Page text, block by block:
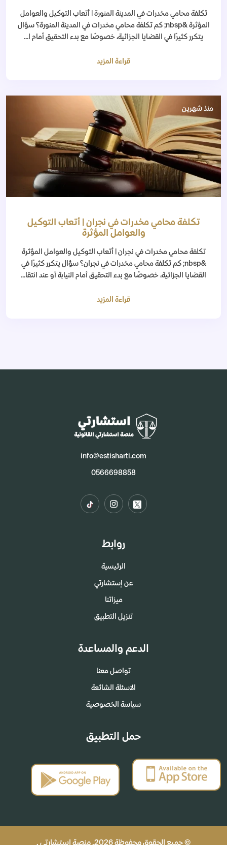
تكلفة محامي مخدرات في المدينة المنورة | أتعاب التوكيل والعوامل
المؤثرة &nbsp; كم تكلفة محامي مخدرات في المدينة المنورة؟ سؤال
يتكرر كثيرًا في القضايا الجزائية، خصوصًا مع بدء التحقيق أمام ا...
قراءة المزيد
منذ شهرين
تكلفة محامي مخدرات في نجران | أتعاب التوكيل
والعوامل المؤثرة
تكلفة محامي مخدرات في نجران | أتعاب التوكيل والعوامل المؤثرة
&nbsp; كم تكلفة محامي مخدرات في نجران؟ سؤال يتكرر كثيرًا في
القضايا الجزائية، خصوصًا مع بدء التحقيق أمام النيابة أو عند انتقا...
قراءة المزيد
info@estisharti.com
0566698858
روابط
الرئيسية
عن إستشارتي
ميزاتنا
تنزيل التطبيق
الدعم والمساعدة
تواصل معنا
الاسئلة الشائعة
سياسة الخصوصية
حمل التطبيق
© جميع الحقوق محفوظة 2026. منصة إستشارتي .